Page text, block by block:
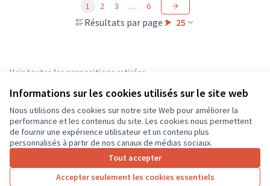
Informations sur les cookies utilisés sur le site web
Nous utilisons des cookies sur notre site Web pour améliorer la
performance et les contenus du site. Les cookies nous permettent
de fournir une expérience utilisateur et un contenu plus
personnalisés à partir de nos canaux de médias sociaux.
Tout accepter
Accepter seulement les cookies essentiels
Résultats par page : 25
1 2 3 … 6
Voir toutes les propositions retirées
Conditions d'utilisation
Paramètres des cookies
CD37 sur X
(Lien externe)
CD37 sur Facebook
CD37 sur Instagram
CD37 sur YouTube
(Lien externe)